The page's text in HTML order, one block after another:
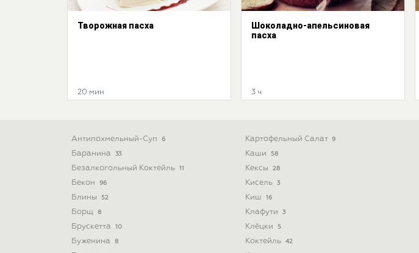
Творожная пасха
20 мин
Шоколадно-апельсиновая
пасха
3 ч
Антипохмельный-Суп 6
Баранина 33
Безалкогольный Коктейль 11
Бекон 96
Блины 52
Борщ 8
Брускетта 10
Буженина 8
Картофельный Салат 9
Каши 58
Кексы 28
Кисель 3
Киш 16
Клафути 3
Клёцки 5
Коктейль 42